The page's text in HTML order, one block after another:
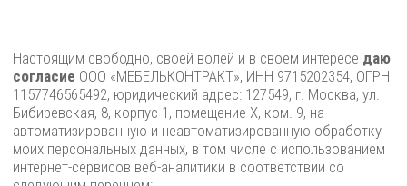
Настоящим свободно, своей волей и в своем интересе даю
согласие ООО «МЕБЕЛЬКОНТРАКТ», ИНН 9715202354, ОГРН
1157746565492, юридический адрес: 127549, г. Москва, ул.
Бибиревская, 8, корпус 1, помещение X, ком. 9, на
автоматизированную и неавтоматизированную обработку
моих персональных данных, в том числе с использованием
интернет-сервисов веб-аналитики в соответствии со